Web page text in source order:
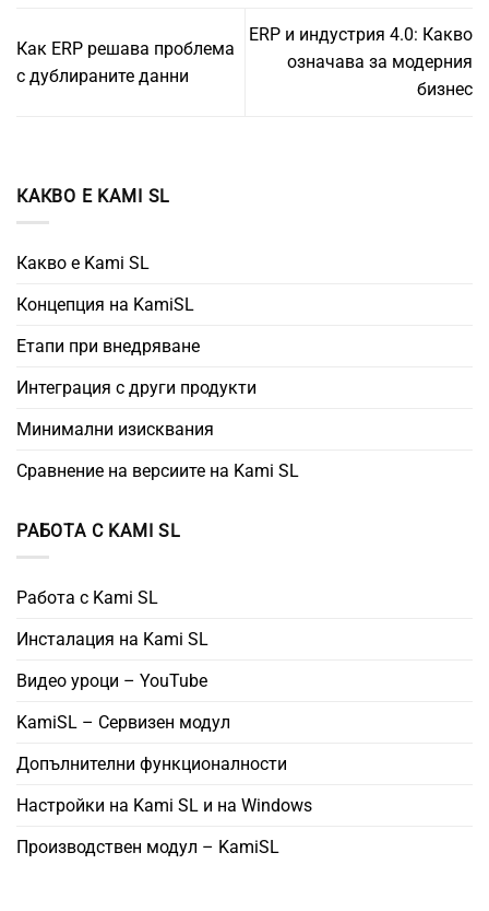
Как ERP решава проблема
с дублираните данни
ERP и индустрия 4.0: Какво
означава за модерния
бизнес
КАКВО Е KAMI SL
Какво е Kami SL
Концепция на KamiSL
Етапи при внедряване
Интеграция с други продукти
Минимални изисквания
Сравнение на версиите на Kami SL
РАБОТА С KAMI SL
Работа с Kami SL
Инсталация на Kami SL
Видео уроци – YouTube
KamiSL – Сервизен модул
Допълнителни функционалности
Настройки на Kami SL и на Windows
Производствен модул – KamiSL